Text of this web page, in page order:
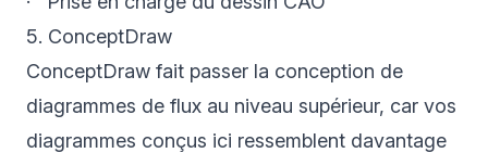
5. ConceptDraw
ConceptDraw fait passer la conception de
diagrammes de flux au niveau supérieur, car vos
diagrammes conçus ici ressemblent davantage